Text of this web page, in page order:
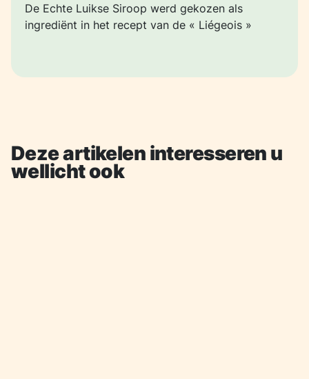
De Echte Luikse Siroop werd gekozen als
ingrediënt in het recept van de « Liégeois »
Deze artikelen interesseren u
wellicht ook